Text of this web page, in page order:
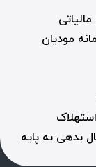
مودیان
بدهی به پایه